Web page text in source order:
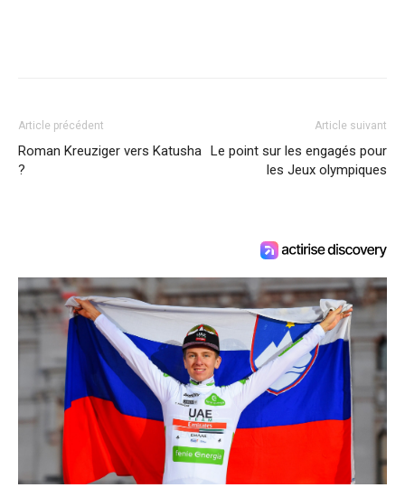
Article précédent
Roman Kreuziger vers Katusha
?
Article suivant
Le point sur les engagés pour
les Jeux olympiques